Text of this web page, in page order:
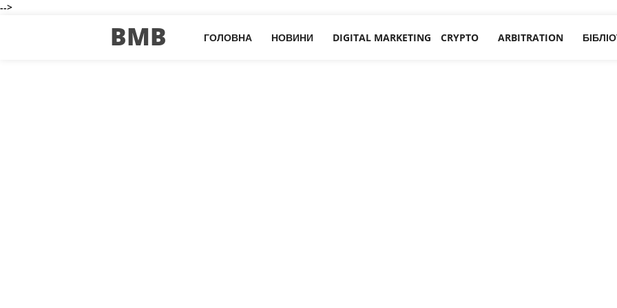
-->
BMB ГОЛОВНА НОВИНИ DIGITAL MARKETING CRYPTO ARBITRATION